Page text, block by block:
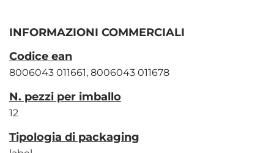
INFORMAZIONI COMMERCIALI
Codice ean
8006043 011661, 8006043 011678
N. pezzi per imballo
12
Tipologia di packaging